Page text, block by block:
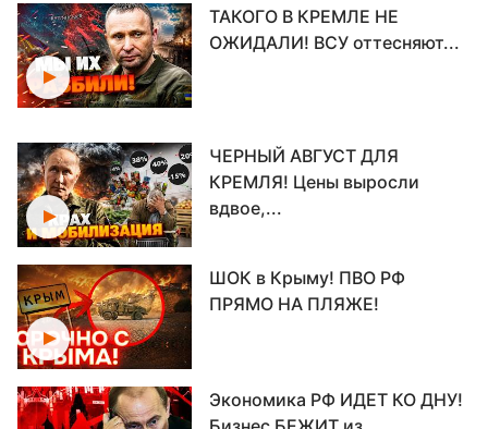
ТАКОГО В КРЕМЛЕ НЕ
ОЖИДАЛИ! ВСУ оттесняют...
ЧЕРНЫЙ АВГУСТ ДЛЯ
КРЕМЛЯ! Цены выросли
вдвое,...
ШОК в Крыму! ПВО РФ
ПРЯМО НА ПЛЯЖЕ!
Экономика РФ ИДЕТ КО ДНУ!